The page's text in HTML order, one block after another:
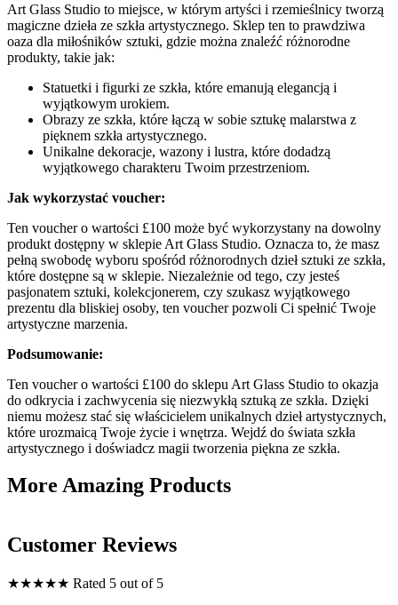
Art Glass Studio to miejsce, w którym artyści i rzemieślnicy tworzą
magiczne dzieła ze szkła artystycznego. Sklep ten to prawdziwa
oaza dla miłośników sztuki, gdzie można znaleźć różnorodne
produkty, takie jak:
Statuetki i figurki ze szkła, które emanują elegancją i
wyjątkowym urokiem.
Obrazy ze szkła, które łączą w sobie sztukę malarstwa z
pięknem szkła artystycznego.
Unikalne dekoracje, wazony i lustra, które dodadzą
wyjątkowego charakteru Twoim przestrzeniom.
Jak wykorzystać voucher:
Ten voucher o wartości £100 może być wykorzystany na dowolny
produkt dostępny w sklepie Art Glass Studio. Oznacza to, że masz
pełną swobodę wyboru spośród różnorodnych dzieł sztuki ze szkła,
które dostępne są w sklepie. Niezależnie od tego, czy jesteś
pasjonatem sztuki, kolekcjonerem, czy szukasz wyjątkowego
prezentu dla bliskiej osoby, ten voucher pozwoli Ci spełnić Twoje
artystyczne marzenia.
Podsumowanie:
Ten voucher o wartości £100 do sklepu Art Glass Studio to okazja
do odkrycia i zachwycenia się niezwykłą sztuką ze szkła. Dzięki
niemu możesz stać się właścicielem unikalnych dzieł artystycznych,
które urozmaicą Twoje życie i wnętrza. Wejdź do świata szkła
artystycznego i doświadcz magii tworzenia piękna ze szkła.
More Amazing Products
Customer Reviews
★★★★★ Rated 5 out of 5